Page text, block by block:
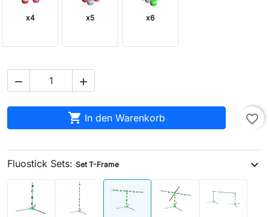
x4 x5 x6
 
 In den Warenkorb favorite_border
Fluostick Sets: Set T-Frame expand_more